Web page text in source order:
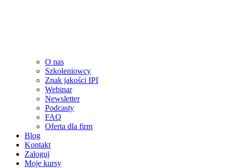
O nas
Szkoleniowcy
Znak jakości IPI
Webinar
Newsletter
Podcasty
FAQ
Oferta dla firm
Blog
Kontakt
Zaloguj
Moje kursy